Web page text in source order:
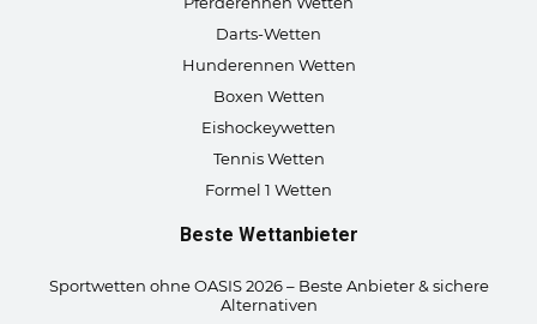
Beste Wettanbieter
Sportwetten ohne OASIS 2026 – Beste Anbieter & sichere
Alternativen
Darts-Wetten
Hunderennen Wetten
Boxen Wetten
Eishockeywetten
Tennis Wetten
Formel 1 Wetten